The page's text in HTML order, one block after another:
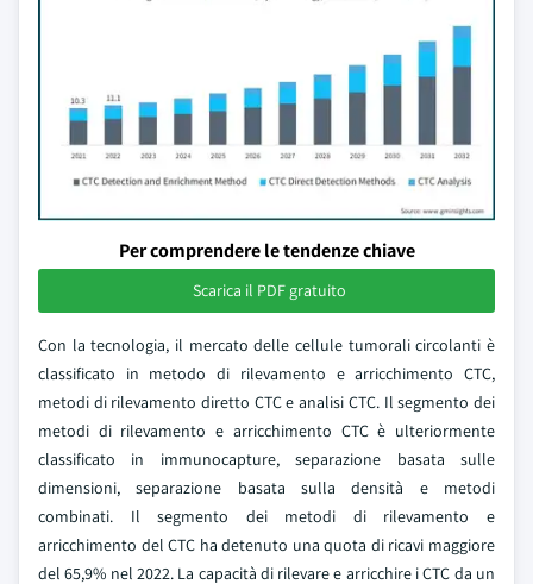
Per comprendere le tendenze chiave
Scarica il PDF gratuito
Con la tecnologia, il mercato delle cellule tumorali circolanti è
classificato in metodo di rilevamento e arricchimento CTC,
metodi di rilevamento diretto CTC e analisi CTC. Il segmento dei
metodi di rilevamento e arricchimento CTC è ulteriormente
classificato in immunocapture, separazione basata sulle
dimensioni, separazione basata sulla densità e metodi
combinati. Il segmento dei metodi di rilevamento e
arricchimento del CTC ha detenuto una quota di ricavi maggiore
del 65,9% nel 2022. La capacità di rilevare e arricchire i CTC da un